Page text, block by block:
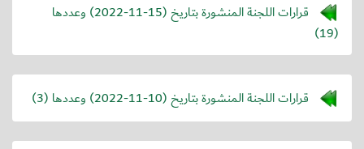
قرارات اللجنة المنشورة بتاريخ (2022-11-15) وعددها
(19)
قرارات اللجنة المنشورة بتاريخ (2022-11-10) وعددها (3)